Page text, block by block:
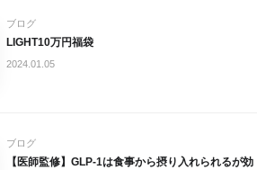
ブログ
LIGHT10万円福袋
2024.01.05
ブログ
【医師監修】GLP-1は食事から摂り入れられるが効